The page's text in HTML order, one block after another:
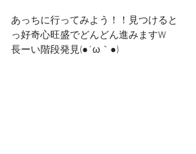
あっちに行ってみよう！！見つけると
っ好奇心旺盛でどんどん進みますW
長ーい階段発見(●´ω｀●)